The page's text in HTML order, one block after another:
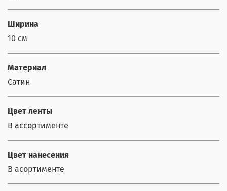
Ширина
10 см
Материал
Сатин
Цвет ленты
В ассортименте
Цвет нанесения
В асортименте